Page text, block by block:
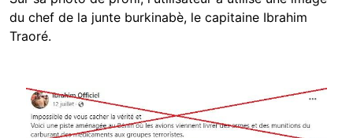
du chef de la junte burkinabè, le capitaine Ibrahim
Traoré.
Image